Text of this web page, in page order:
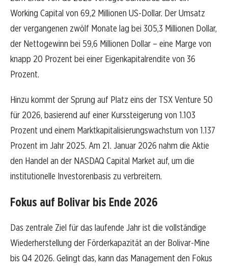
Working Capital von 69,2 Millionen US-Dollar. Der Umsatz
der vergangenen zwölf Monate lag bei 305,3 Millionen Dollar,
der Nettogewinn bei 59,6 Millionen Dollar – eine Marge von
knapp 20 Prozent bei einer Eigenkapitalrendite von 36
Prozent.
Hinzu kommt der Sprung auf Platz eins der TSX Venture 50
für 2026, basierend auf einer Kurssteigerung von 1.103
Prozent und einem Marktkapitalisierungswachstum von 1.137
Prozent im Jahr 2025. Am 21. Januar 2026 nahm die Aktie
den Handel an der NASDAQ Capital Market auf, um die
institutionelle Investorenbasis zu verbreitern.
Fokus auf Bolivar bis Ende 2026
Das zentrale Ziel für das laufende Jahr ist die vollständige
Wiederherstellung der Förderkapazität an der Bolivar-Mine
bis Q4 2026. Gelingt das, kann das Management den Fokus